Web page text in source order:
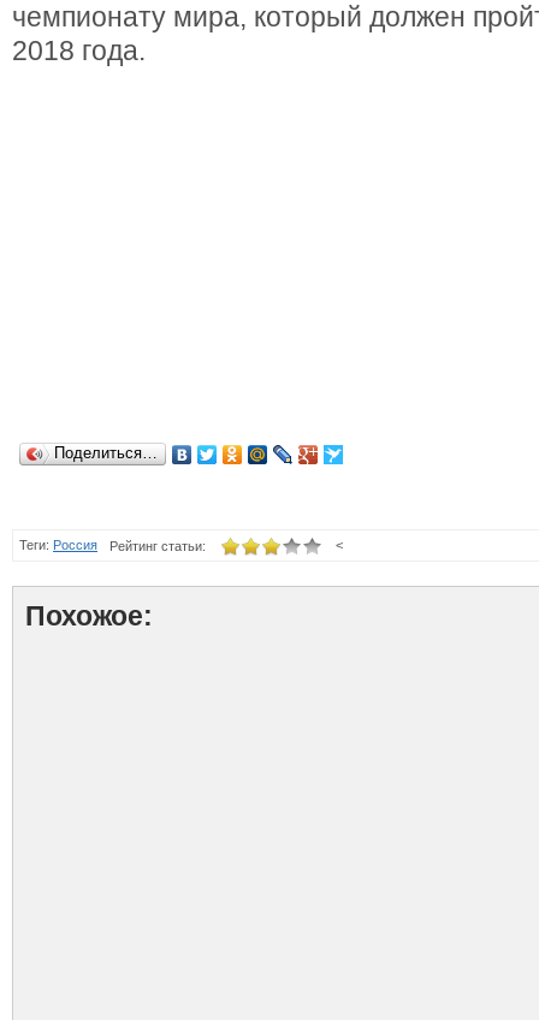
чемпионату мира, который должен
2018 года.
Поделиться…
Теги: Россия <
Рейтинг статьи:
Похожое: